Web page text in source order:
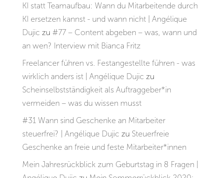
KI statt Teamaufbau: Wann du Mitarbeitende durch
KI ersetzen kannst - und wann nicht | Angélique
Dujic zu #77 – Content abgeben – was, wann und
an wen? Interview mit Bianca Fritz
Freelancer führen vs. Festangestellte führen - was
wirklich anders ist | Angélique Dujic zu
Scheinselbstständigkeit als Auftraggeber*in
vermeiden – was du wissen musst
#31 Wann sind Geschenke an Mitarbeiter
steuerfrei? | Angélique Dujic zu Steuerfreie
Geschenke an freie und feste Mitarbeiter*innen
Mein Jahresrückblick zum Geburtstag in 8 Fragen |